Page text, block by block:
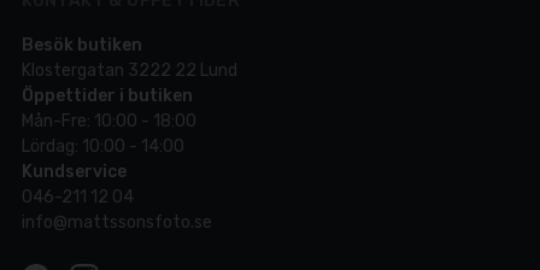
Besök butiken
Klostergatan 3222 22 Lund
Öppettider i butiken
Mån-Fre: 10:00 - 18:00
Lördag: 10:00 - 14:00
Kundservice
046-211 12 04
info@mattssonsfoto.se